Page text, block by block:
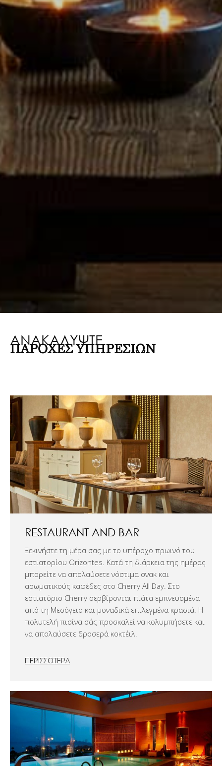
ΑΝΑΚΑΛΥΨΤΕ
ΠΑΡΟΧΕΣ ΥΠΗΡΕΣΙΩΝ
RESTAURANT AND BAR
Ξεκινήστε τη μέρα σας με το υπέροχο πρωινό του
εστιατορίου Orizontes. Κατά τη διάρκεια της ημέρας
μπορείτε να απολαύσετε νόστιμα σνακ και
αρωματικούς καφέδες στο Cherry All Day. Στο
εστιατόριο Cherry σερβίρονται πιάτα εμπνευσμένα
από τη Μεσόγειο και μοναδικά επιλεγμένα κρασιά. Η
πολυτελή πισίνα σάς προσκαλεί να κολυμπήσετε και
να απολαύσετε δροσερά κοκτέιλ.
ΠΕΡΙΣΣΟΤΕΡΑ